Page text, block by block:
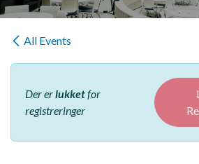
All Events
Der erlukketfor
registreringer